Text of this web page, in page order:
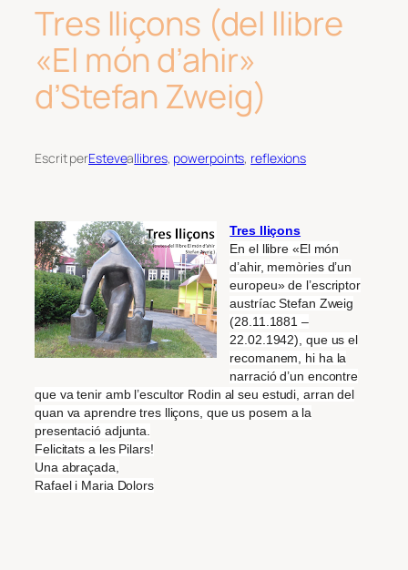
Tres lliçons (del llibre
«El món d’ahir»
d’Stefan Zweig)
Escrit perEsteveallibres, powerpoints, reflexions
Tres lliçons
En el llibre «El món
d’ahir, memòries d’un
europeu» de l’escriptor
austríac Stefan Zweig
(28.11.1881 –
22.02.1942), que us el
recomanem, hi ha la
narració d’un encontre
que va tenir amb l’escultor Rodin al seu estudi, arran del
quan va aprendre tres lliçons, que us posem a la
presentació adjunta.
Felicitats a les Pilars!
Una abraçada,
Rafael i Maria Dolors